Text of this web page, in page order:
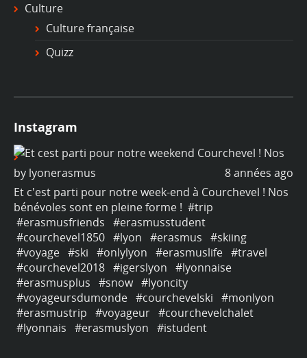
Culture
Culture française
Quizz
Instagram
8 années ago
by lyonerasmus
Et c'est parti pour notre week-end à Courchevel ! Nos
bénévoles sont en pleine forme ! #trip
#erasmusfriends #erasmusstudent
#courchevel1850 #lyon #erasmus #skiing
#voyage #ski #onlylyon #erasmuslife #travel
#courchevel2018 #igerslyon #lyonnaise
#erasmusplus #snow #lyoncity
#voyageursdumonde #courchevelski #monlyon
#erasmustrip #voyageur #courchevelchalet
#lyonnais #erasmuslyon #istudent